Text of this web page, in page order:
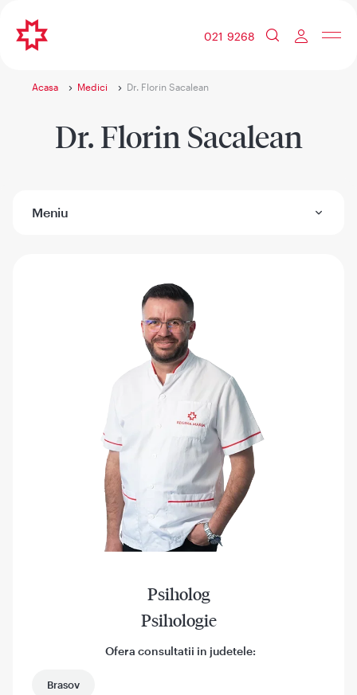
021 9268
Acasa Medici Dr. Florin Sacalean
Dr. Florin Sacalean
Meniu
Psiholog
Psihologie
Ofera consultatii in judetele:
Brasov